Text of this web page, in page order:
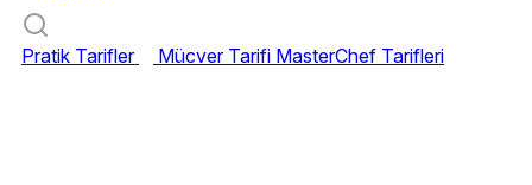
Pratik Tarifler Mücver Tarifi MasterChef Tarifleri